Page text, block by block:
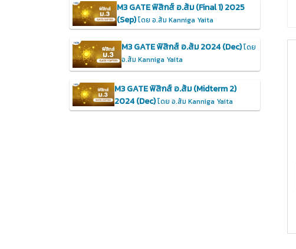
M3 GATE ฟิสิกส์ อ.ส้ม (Final 1) 2025
(Sep)โดย อ.ส้ม Kanniga Yaita
M3 GATE ฟิสิกส์ อ.ส้ม 2024 (Dec)โดย
อ.ส้ม Kanniga Yaita
M3 GATE ฟิสิกส์ อ.ส้ม (Midterm 2)
2024 (Dec)โดย อ.ส้ม Kanniga Yaita